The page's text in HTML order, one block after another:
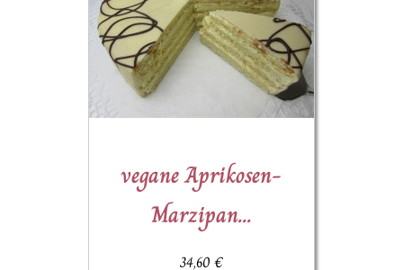
vegane Aprikosen-
Marzipan...
34,60 €